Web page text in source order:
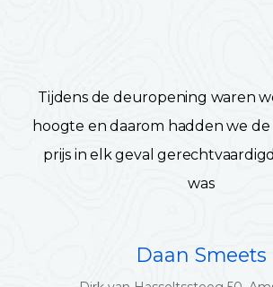
Tijdens de deuropening waren
hoogte en daarom hadden we
prijs in elk geval
was
Daan Smeets